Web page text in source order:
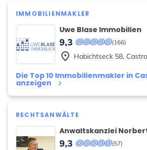
IMMOBILIENMAKLER
Uwe Blase Immobilien
(166)
9,3
Die Top 10 Immobilienmakler in
anzeigen keyboard_arrow_right
place Habichtseck 58,
RECHTSANWÄLTE
Anwaltskanzlei
(57)
9,3